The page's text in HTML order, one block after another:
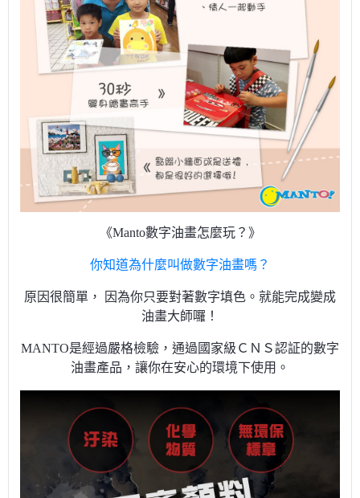
《Manto數字油畫怎麼玩？》
你知道為什麼叫做數字油畫嗎？
原因很簡單， 因為你只要對著數字填色。就能完成變成
油畫大師囉！
MANTO是經過嚴格檢驗，通過國家級ＣＮＳ認証的數字
油畫產品，讓你在安心的環境下使用。